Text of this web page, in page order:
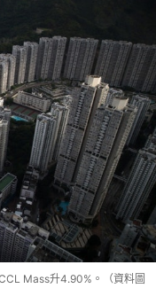
Mass升4.90%。（資料圖